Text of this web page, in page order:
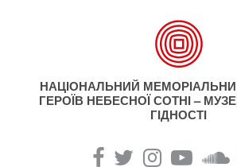
НАЦІОНАЛЬНИЙ
ГЕРОЇВ НЕБЕСНОЇ СОТНІ –
ГІДНОСТІ